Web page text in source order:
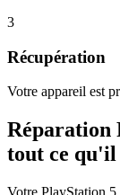
3
Récupération
Votre appareil est
Réparation
tout ce qu'il